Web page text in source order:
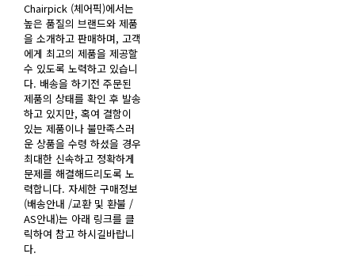
Chairpick (체어픽)에서는
높은 품질의 브랜드와 제품
을 소개하고 판매하며, 고객
에게 최고의 제품을 제공할
수 있도록 노력하고 있습니
다. 배송을 하기전 주문된
제품의 상태를 확인 후 발송
하고 있지만, 혹여 결함이
있는 제품이나 불만족스러
운 상품을 수령 하셨을 경우
최대한 신속하고 정확하게
문제를 해결해드리도록 노
력합니다. 자세한 구매정보
(배송안내 /교환 및 환불 /
AS안내)는 아래 링크를 클
릭하여 참고 하시길바랍니
다.